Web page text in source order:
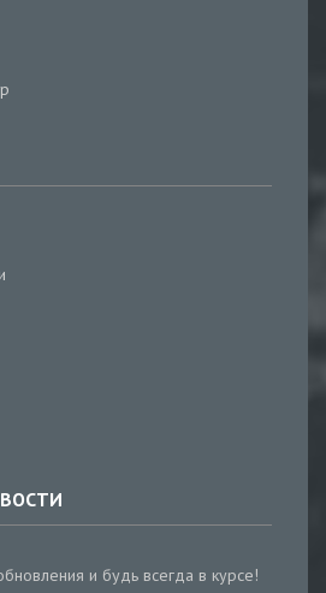
и будь всегда в курсе!